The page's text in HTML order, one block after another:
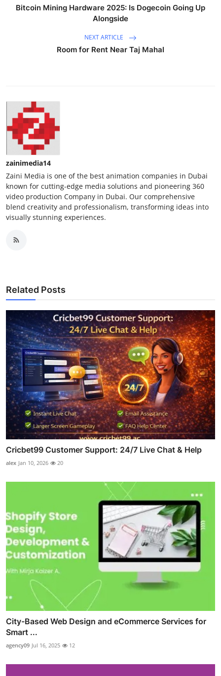
Bitcoin Mining Hardware 2025: Is Dogecoin Going Up
Alongside
NEXT ARTICLE
Room for Rent Near Taj Mahal
zainimedia14
Zaini Media is one of the best animation companies in Dubai
known for cutting-edge media solutions and pioneering 360
video production Company in Dubai. Our comprehensive
blend creativity and professionalism, transforming ideas into
visually stunning experiences.
Related Posts
Cricbet99 Customer Support: 24/7 Live Chat & Help
alex Jan 10, 2026 20
City-Based Web Design and eCommerce Services for
Smart ...
agency09 Jul 16, 2025 12